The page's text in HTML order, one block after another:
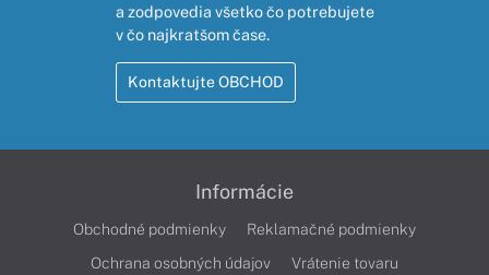
a zodpovedia všetko čo potrebujete
v čo najkratšom čase.
Kontaktujte OBCHOD
Informácie
Obchodné podmienky
Reklamačné podmienky
Ochrana osobných údajov
Vrátenie tovaru